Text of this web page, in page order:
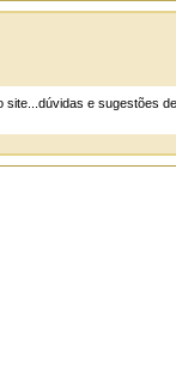
e sugestões